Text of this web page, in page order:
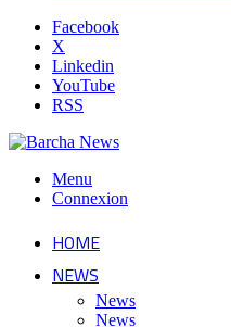
Facebook
X
Linkedin
YouTube
RSS
Menu
Connexion
HOME
NEWS
News
News